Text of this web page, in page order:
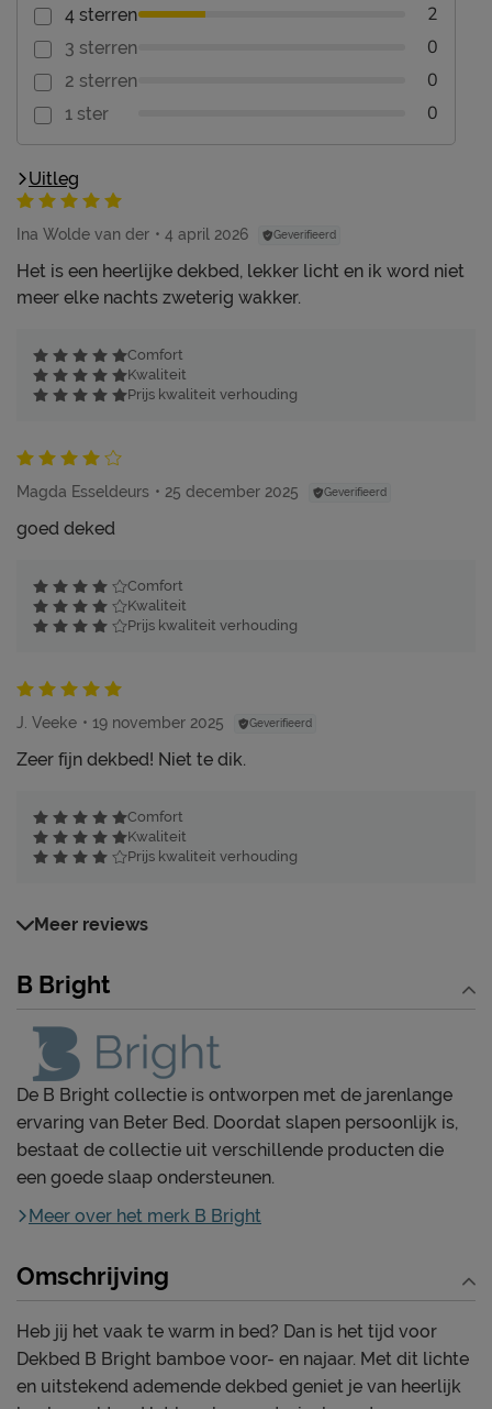
4 sterren 2
3 sterren 0
2 sterren 0
1 ster 0
Uitleg
Ina Wolde van der 4 april 2026 Geverifieerd
Het is een heerlijke dekbed, lekker licht en ik word niet
meer elke nachts zweterig wakker.
Comfort
Kwaliteit
Prijs kwaliteit verhouding
Magda Esseldeurs 25 december 2025 Geverifieerd
goed deked
Comfort
Kwaliteit
Prijs kwaliteit verhouding
J. Veeke 19 november 2025 Geverifieerd
Zeer fijn dekbed! Niet te dik.
Comfort
Kwaliteit
Prijs kwaliteit verhouding
Meer reviews
B Bright
De B Bright collectie is ontworpen met de jarenlange
ervaring van Beter Bed. Doordat slapen persoonlijk is,
bestaat de collectie uit verschillende producten die
een goede slaap ondersteunen.
Meer over het merk B Bright
Omschrijving
Heb jij het vaak te warm in bed? Dan is het tijd voor
Dekbed B Bright bamboe voor- en najaar. Met dit lichte
en uitstekend ademende dekbed geniet je van heerlijk